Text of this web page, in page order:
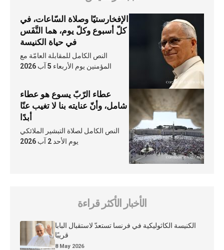
الإفخارستيّا وصلاة السّاعات، في
كلّ أسبوع وكلّ يوم، هما النَّفَس
في حياة الكنيسة
النص الكامل للمقابلة العامّة مع
المؤمنين يوم الأربعاء 5 آب 2026
عطاء الرّبّ يسوع هو عطاء
شامل، وأنّ عنايته بنا لا تغيب عنّا
أبدًا
النص الكامل لصلاة التبشير الملائكي
يوم الأحد 2 آب 2026
الأخبار الأكثر قراءة
الكنيسة الكاثوليكية في فرنسا تستعدّ لاستقبال البابا
قريبًا
8 May 2026